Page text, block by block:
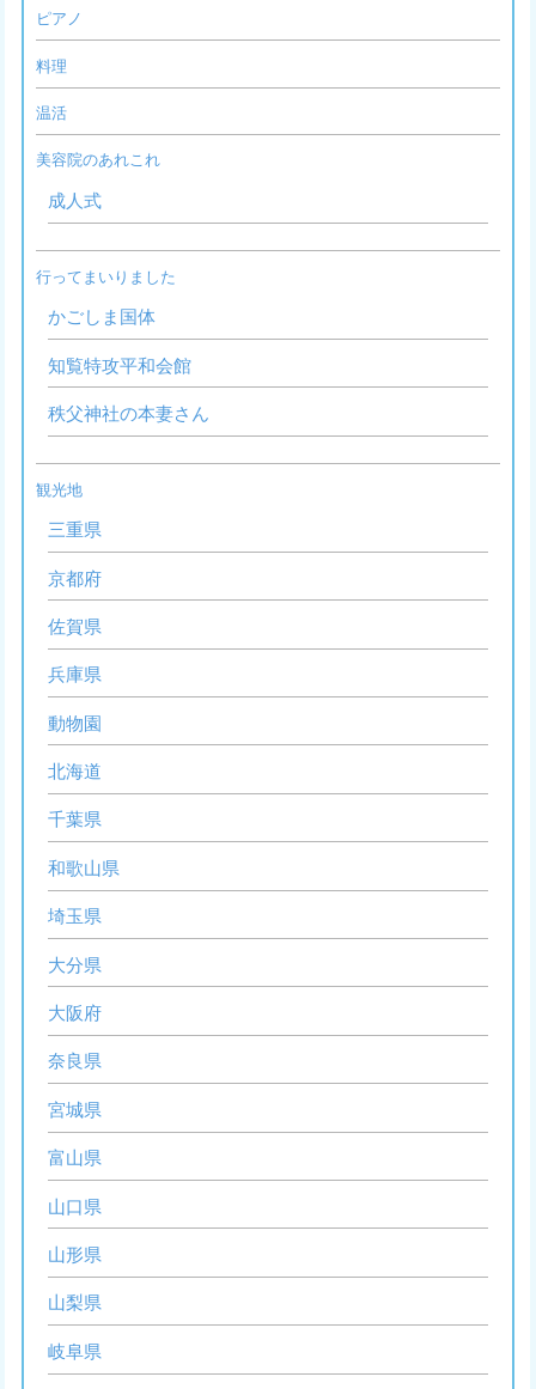
ピアノ
料理
温活
美容院のあれこれ
成人式
行ってまいりました
かごしま国体
知覧特攻平和会館
秩父神社の本妻さん
観光地
三重県
京都府
佐賀県
兵庫県
動物園
北海道
千葉県
和歌山県
埼玉県
大分県
大阪府
奈良県
宮城県
富山県
山口県
山形県
山梨県
岐阜県